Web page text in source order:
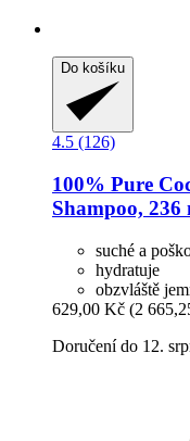
Do košíku
4.5 (126)
100% Pure
Shampoo, 236
suché a
hydratuje
obzvláště
629,00 Kč (2
Doručení do 12.